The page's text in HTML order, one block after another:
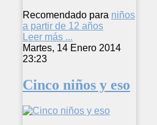
Recomendado para niños
a partir de 12 años
Leer más ...
Martes, 14 Enero 2014
23:23
Cinco niños y eso